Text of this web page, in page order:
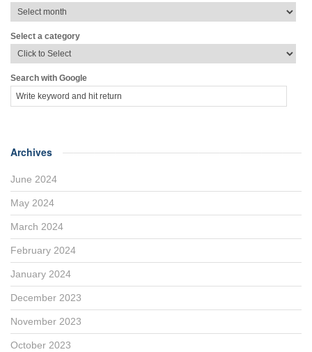
Select a category
Search with Google
Archives
June 2024
May 2024
March 2024
February 2024
January 2024
December 2023
November 2023
October 2023